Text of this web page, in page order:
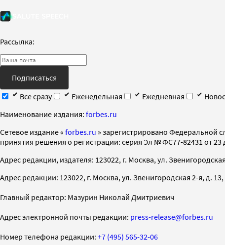
Рассылка:
Подписаться
Все сразу
Еженедельная Ежедневная
Наименование издания: forbes.ru
Cетевое издание « forbes.ru » зарегистрировано Федеральной
принятия решения о регистрации: серия Эл № ФС77-82431 от 23
Адрес редакции, издателя: 123022, г. Москва, ул.
Адрес редакции: 123022, г. Москва, ул. Звенигородская 2-я, д. 13,
Главный редактор: Мазурин Николай Дмитриевич
Адрес электронной почты редакции: press-release@forbes.ru
Номер телефона редакции: +7 (495) 565-32-06